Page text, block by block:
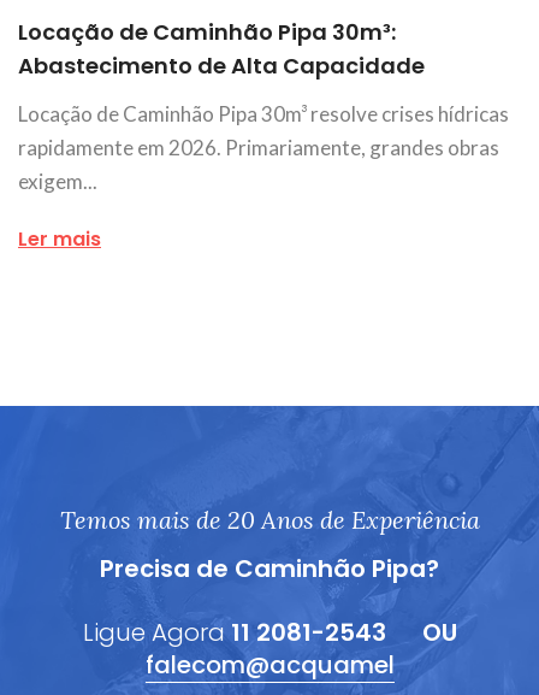
Locação de Caminhão Pipa 30m³:
Abastecimento de Alta Capacidade
Locação de Caminhão Pipa 30m³ resolve crises hídricas
rapidamente em 2026. Primariamente, grandes obras
exigem...
Ler mais
Temos mais de 20 Anos de Experiência
Precisa de Caminhão Pipa?
Ligue Agora 11 2081-2543
OU
falecom@acquamel